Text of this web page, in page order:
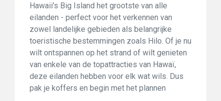
Hawaii's Big Island het grootste van alle
eilanden - perfect voor het verkennen van
zowel landelijke gebieden als belangrijke
toeristische bestemmingen zoals Hilo. Of je nu
wilt ontspannen op het strand of wilt genieten
van enkele van de topattracties van Hawaï,
deze eilanden hebben voor elk wat wils. Dus
pak je koffers en begin met het plannen